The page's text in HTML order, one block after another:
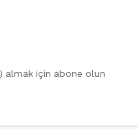
almak için abone olun